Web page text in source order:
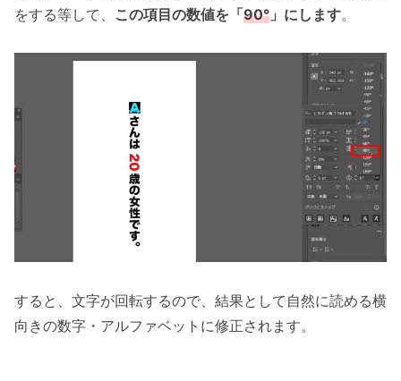
をする等して、 この項目の数値を「90° 」にします。
すると、文字が回転するので、結果として自然に読める横
向きの数字・アルファベットに修正されます。